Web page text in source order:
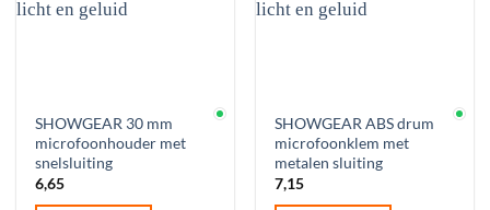
Op voorraad
SHOWGEAR 30 mm
microfoonhouder met
snelsluiting
6,65
Op voorraad
SHOWGEAR ABS drum
microfoonklem met
metalen sluiting
7,15